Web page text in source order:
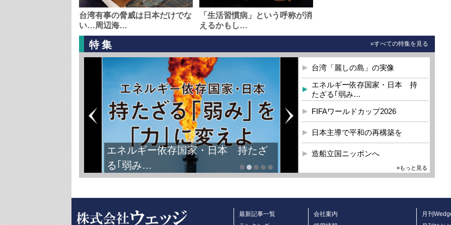
台湾有事の脅威は日本だけでな
い…周辺海…
「生活習慣病」という呼称が消
えるかもし…
特集 »すべての特集を見る
エネルギー依存国家・日本 持たざ
る｢弱み…
台湾「麗しの島」の実像
エネルギー依存国家・日本 持
たざる｢弱み…
FIFAワールドカップ2026
日本主導で平和の再構築を
造船立国ニッポンへ
»もっと見る
最新記事一覧
会社案内
月刊